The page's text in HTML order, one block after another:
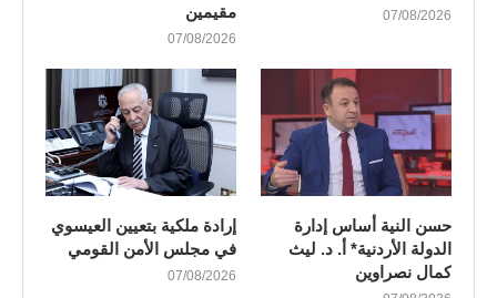
07/08/2026
مقيمين
07/08/2026
حسن النية أساس إدارة
الدولة الأردنية* أ. د. ليث
كمال نصراوين
إرادة ملكية بتعيين العيسوي
في مجلس الأمن القومي
07/08/2026